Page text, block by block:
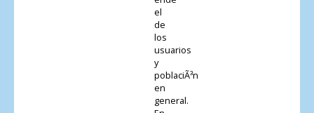
el
de
los
usuarios
y
poblaciÃ³n
en
general.